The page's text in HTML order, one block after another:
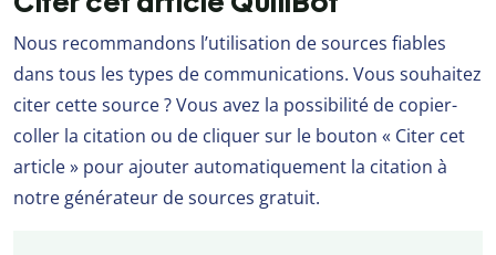
Nous recommandons l’utilisation de sources fiables
dans tous les types de communications. Vous souhaitez
citer cette source ? Vous avez la possibilité de copier-
coller la citation ou de cliquer sur le bouton « Citer cet
article » pour ajouter automatiquement la citation à
notre générateur de sources gratuit.